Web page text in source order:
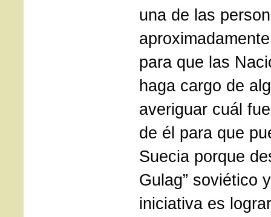
una de las
para que las
haga cargo de
averiguar cuál
de él para que
Suecia porque
Gulag” soviético
iniciativa es